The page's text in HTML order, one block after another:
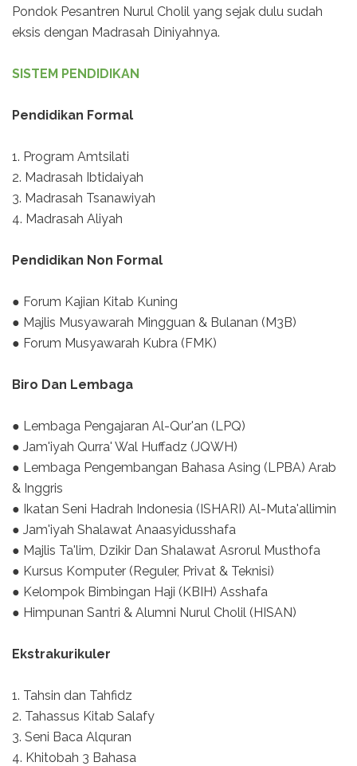
Pondok Pesantren Nurul Cholil yang sejak dulu sudah
eksis dengan Madrasah Diniyahnya.
SISTEM PENDIDIKAN
Pendidikan Formal
1. Program Amtsilati
2. Madrasah Ibtidaiyah
3. Madrasah Tsanawiyah
4. Madrasah Aliyah
Pendidikan Non Formal
● Forum Kajian Kitab Kuning
● Majlis Musyawarah Mingguan & Bulanan (M3B)
● Forum Musyawarah Kubra (FMK)
Biro Dan Lembaga
● Lembaga Pengajaran Al-Qur'an (LPQ)
● Jam'iyah Qurra' Wal Huffadz (JQWH)
● Lembaga Pengembangan Bahasa Asing (LPBA) Arab
& Inggris
● Ikatan Seni Hadrah Indonesia (ISHARI) Al-Muta'allimin
● Jam'iyah Shalawat Anaasyidusshafa
● Majlis Ta'lim, Dzikir Dan Shalawat Asrorul Musthofa
● Kursus Komputer (Reguler, Privat & Teknisi)
● Kelompok Bimbingan Haji (KBIH) Asshafa
● Himpunan Santri & Alumni Nurul Cholil (HISAN)
Ekstrakurikuler
1. Tahsin dan Tahfidz
2. Tahassus Kitab Salafy
3. Seni Baca Alquran
4. Khitobah 3 Bahasa